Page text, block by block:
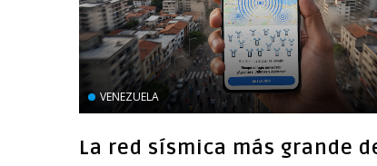
VENEZUELA
La red sísmica más grande